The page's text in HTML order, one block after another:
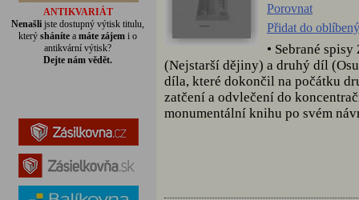
ANTIKVARIÁT
Nenašli jste dostupný výtisk titulu,
kterýsháníte amáte zájem i o
antikvární výtisk?
Dejte nám vědět.
Porovnat
Přidat do
• Sebrané
(Nejstarší dějiny) a druhý díl
díla, které dokončil na počátku
zatčení a odvlečení do
monumentální knihu po svém